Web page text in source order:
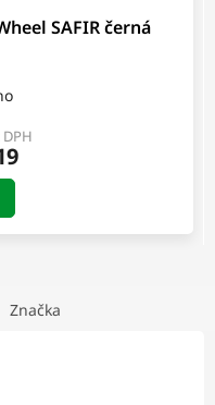
SAFIR černá
Značka